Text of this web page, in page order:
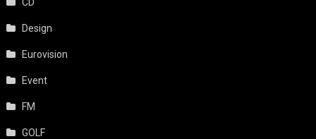
Design
Eurovision
Event
FM
GOLF